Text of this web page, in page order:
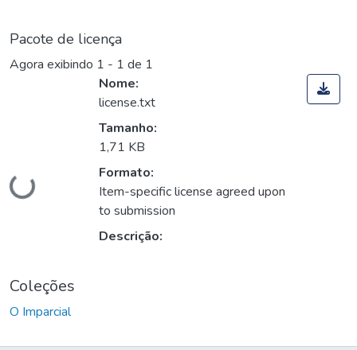
Pacote de licença
Agora exibindo 1 - 1 de 1
Carregando...
Nome:
license.txt
Tamanho:
1,71 KB
Formato:
Item-specific license agreed upon
to submission
Descrição:
Coleções
O Imparcial